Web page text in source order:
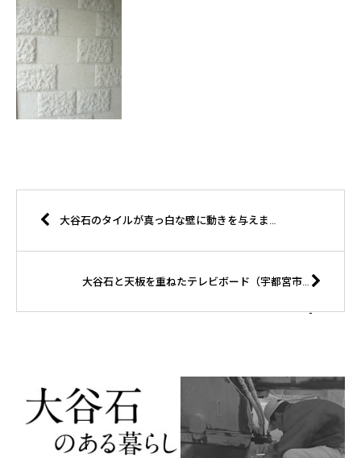
大谷石のタイルが真っ白な壁に動きを与えます（宇都宮市Y様邸）
大谷石と天板を重ねたテレビボード（宇都宮市N邸）